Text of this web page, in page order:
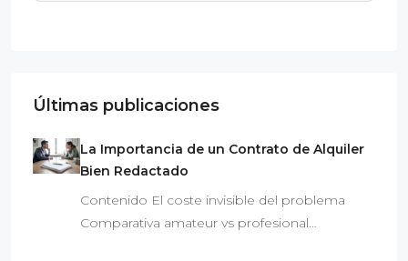
Últimas publicaciones
La Importancia de un Contrato de Alquiler
Bien Redactado
Contenido El coste invisible del problema
Comparativa amateur vs profesional…